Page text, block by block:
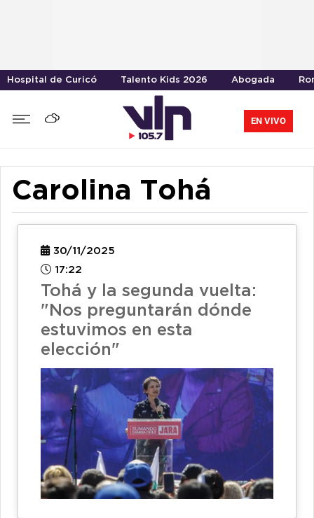
Hospital de Curicó Talento Kids 2026 Abogada
EN VIVO
Carolina Tohá
30/11/2025
17:22
Tohá y la segunda vuelta:
"Nos preguntarán dónde
estuvimos en esta
elección"